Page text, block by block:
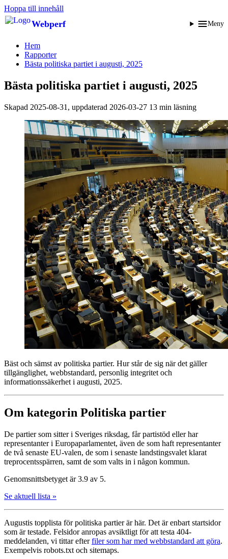
Hoppa till innehåll
Webperf Meny
Hem
Rapporter
Bästa politiska partiet i augusti, 2025
Bästa politiska partiet i augusti, 2025
Skapad 2025-08-31 , uppdaterad 2026-03-27 13 min läsning
Bäst och sämst av politiska partier. Hur står de sig när det gäller
tillgänglighet, webbstandard, personlig integritet och
informationssäkerhet i augusti, 2025.
Om kategorin Politiska partier
De partier som sitter i Sveriges riksdag, får partistöd eller har
representanter i Europa­parlamentet, även de som haft representanter
de två senaste EU-valen, de som i senaste landstingsvalet klarat
treprocents­spärren, samt de som valts in i någon kommun.
Genomsnittsbetyget är 3.9 av 5.
Se aktuell lista »
Augustis topplista för politiska partier är här. Det är enbart startsidor
som är testade. Felsidor anropas avsiktligt för att testa 404-
meddelanden, vi tittar efterfiler som har med webbstandard att göra.
Exempelvis robots.txt och sitemaps.